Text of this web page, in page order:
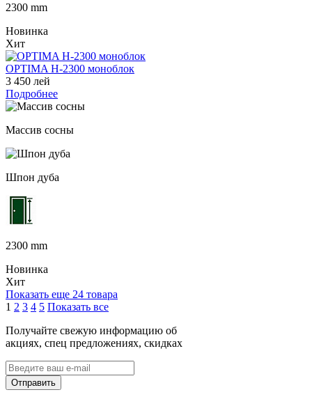
2300 mm
Новинка
Хит
OPTIMA H-2300 моноблок
3 450 лей
Подробнее
Массив сосны
Шпон дуба
2300 mm
Новинка
Хит
Показать еще 24 товара
1 2 3 4 5 Показать все
Получайте свежую информацию об
акциях, спец предложениях, скидках